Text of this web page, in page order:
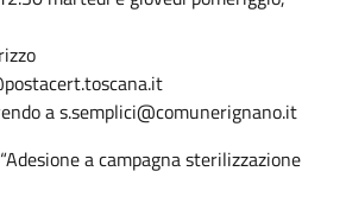
a s.semplici@comunerignano.it
a campagna sterilizzazione